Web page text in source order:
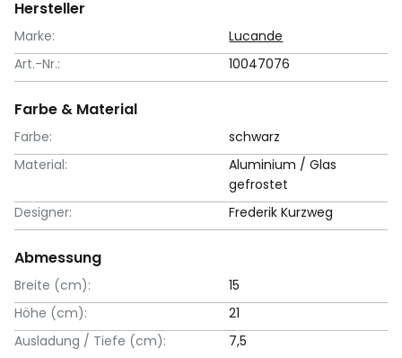
Hersteller
Marke:
Lucande
Art.-Nr.:
10047076
Farbe & Material
Farbe:
schwarz
Material:
Aluminium / Glas
gefrostet
Designer:
Frederik Kurzweg
Abmessung
Breite (cm):
15
Höhe (cm):
21
Ausladung / Tiefe (cm):
7,5